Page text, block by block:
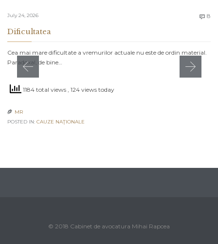
July 24, 2026  8
Dificultatea
Cea mai mare dificultate a vremurilor actuale nu este de ordin material.
Paradoxal, de bine…
1184 total views , 124 views today
 MR
POSTED IN: CAUZE NAŢIONALE
© 2018 Cabinet de avocatura Mihai Rapcea